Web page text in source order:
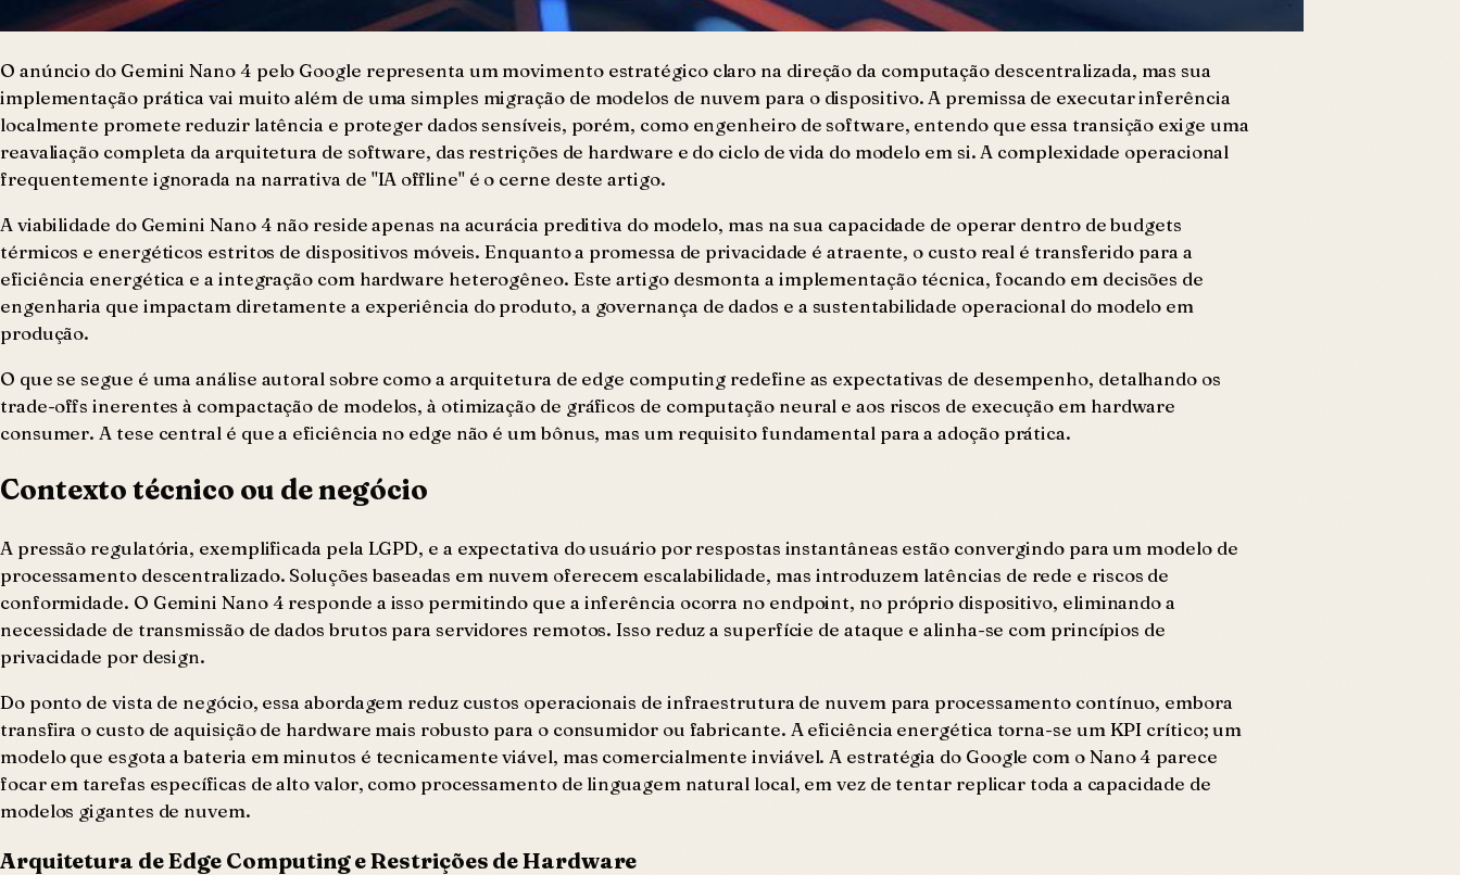
O anúncio do Gemini Nano 4 pelo Google representa um movimento estratégico claro na direção da computação descentralizada, mas sua
implementação prática vai muito além de uma simples migração de modelos de nuvem para o dispositivo. A premissa de executar inferência
localmente promete reduzir latência e proteger dados sensíveis, porém, como engenheiro de software, entendo que essa transição exige uma
reavaliação completa da arquitetura de software, das restrições de hardware e do ciclo de vida do modelo em si. A complexidade operacional
frequentemente ignorada na narrativa de "IA offline" é o cerne deste artigo.
A viabilidade do Gemini Nano 4 não reside apenas na acurácia preditiva do modelo, mas na sua capacidade de operar dentro de budgets
térmicos e energéticos estritos de dispositivos móveis. Enquanto a promessa de privacidade é atraente, o custo real é transferido para a
eficiência energética e a integração com hardware heterogêneo. Este artigo desmonta a implementação técnica, focando em decisões de
engenharia que impactam diretamente a experiência do produto, a governança de dados e a sustentabilidade operacional do modelo em
produção.
O que se segue é uma análise autoral sobre como a arquitetura de edge computing redefine as expectativas de desempenho, detalhando os
trade-offs inerentes à compactação de modelos, à otimização de gráficos de computação neural e aos riscos de execução em hardware
consumer. A tese central é que a eficiência no edge não é um bônus, mas um requisito fundamental para a adoção prática.
Contexto técnico ou de negócio
A pressão regulatória, exemplificada pela LGPD, e a expectativa do usuário por respostas instantâneas estão convergindo para um modelo de
processamento descentralizado. Soluções baseadas em nuvem oferecem escalabilidade, mas introduzem latências de rede e riscos de
conformidade. O Gemini Nano 4 responde a isso permitindo que a inferência ocorra no endpoint, no próprio dispositivo, eliminando a
necessidade de transmissão de dados brutos para servidores remotos. Isso reduz a superfície de ataque e alinha-se com princípios de
privacidade por design.
Do ponto de vista de negócio, essa abordagem reduz custos operacionais de infraestrutura de nuvem para processamento contínuo, embora
transfira o custo de aquisição de hardware mais robusto para o consumidor ou fabricante. A eficiência energética torna-se um KPI crítico; um
modelo que esgota a bateria em minutos é tecnicamente viável, mas comercialmente inviável. A estratégia do Google com o Nano 4 parece
focar em tarefas específicas de alto valor, como processamento de linguagem natural local, em vez de tentar replicar toda a capacidade de
modelos gigantes de nuvem.
Arquitetura de Edge Computing e Restrições de Hardware